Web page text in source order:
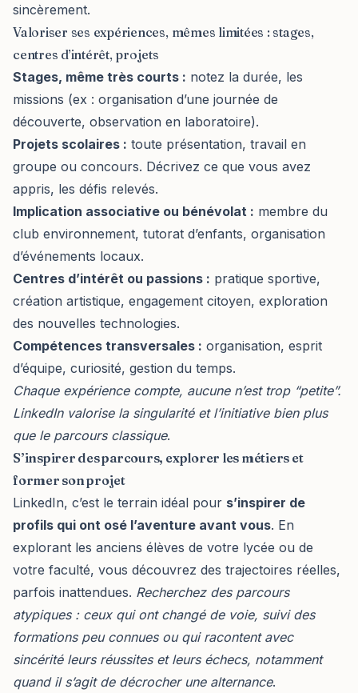
sincèrement.
Valoriser ses expériences, mêmes limitées : stages,
centres d’intérêt, projets
Stages, même très courts : notez la durée, les
missions (ex : organisation d’une journée de
découverte, observation en laboratoire).
Projets scolaires : toute présentation, travail en
groupe ou concours. Décrivez ce que vous avez
appris, les défis relevés.
Implication associative ou bénévolat : membre du
club environnement, tutorat d’enfants, organisation
d’événements locaux.
Centres d’intérêt ou passions : pratique sportive,
création artistique, engagement citoyen, exploration
des nouvelles technologies.
Compétences transversales : organisation, esprit
d’équipe, curiosité, gestion du temps.
Chaque expérience compte, aucune n’est trop “petite”.
LinkedIn valorise la singularité et l’initiative bien plus
que le parcours classique.
S’inspirer des parcours, explorer les métiers et
former son projet
LinkedIn, c’est le terrain idéal pour s’inspirer de
profils qui ont osé l’aventure avant vous. En
explorant les anciens élèves de votre lycée ou de
votre faculté, vous découvrez des trajectoires réelles,
parfois inattendues. Recherchez des parcours
atypiques : ceux qui ont changé de voie, suivi des
formations peu connues ou qui racontent avec
sincérité leurs réussites et leurs échecs, notamment
quand il s’agit de décrocher une alternance.